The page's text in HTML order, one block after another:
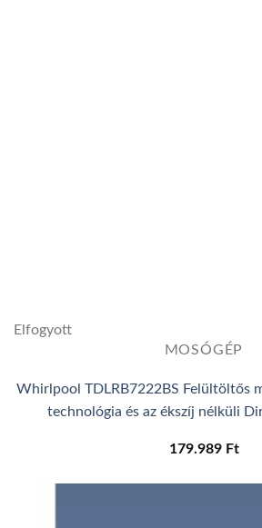
Elfogyott
MOSÓGÉP
Whirlpool TDLRB7222BS Felültöltős
technológia és az ékszíj nélküli
179.989 Ft